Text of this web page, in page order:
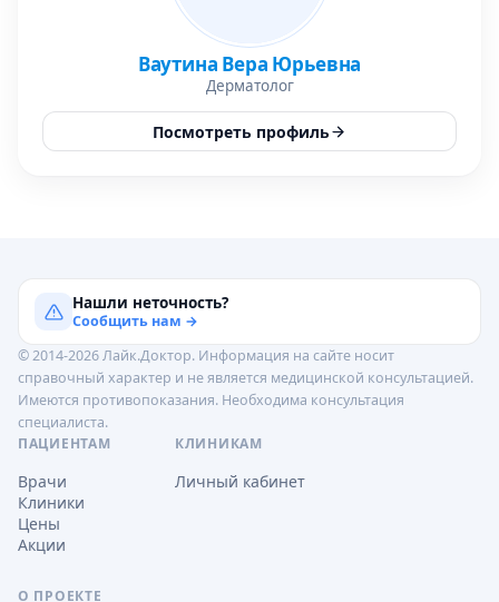
Ваутина Вера Юрьевна
Дерматолог
Посмотреть профиль
Нашли неточность?
Сообщить нам →
© 2014-2026 Лайк.Доктор. Информация на сайте носит
справочный характер и не является медицинской консультацией.
Имеются противопоказания. Необходима консультация
специалиста.
ПАЦИЕНТАМ
Врачи
Клиники
Цены
Акции
КЛИНИКАМ
Личный кабинет
О ПРОЕКТЕ